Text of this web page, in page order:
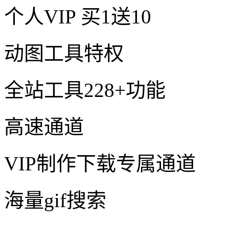
个人VIP 买1送10
动图工具特权
全站工具228+功能
高速通道
VIP制作下载专属通道
海量gif搜索